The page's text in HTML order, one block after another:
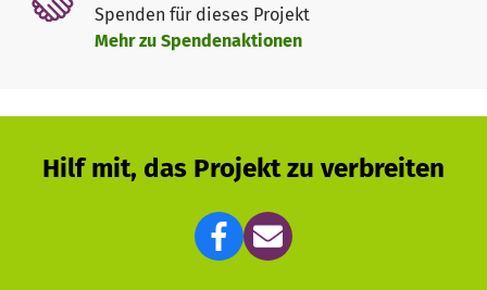
Spenden für dieses Projekt
Mehr zu Spendenaktionen
Hilf mit, das Projekt zu verbreiten